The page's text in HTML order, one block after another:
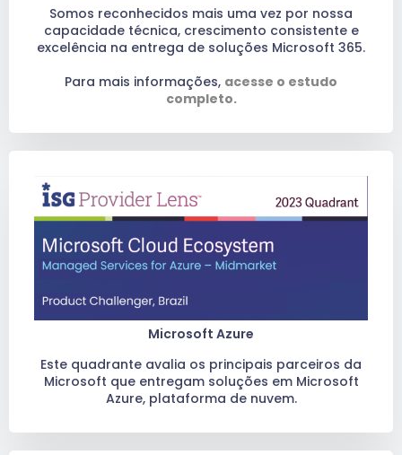
Somos reconhecidos mais uma vez por nossa
capacidade técnica, crescimento consistente e
excelência na entrega de soluções Microsoft 365.
Para mais informações, acesse o estudo
completo.
Microsoft Azure
Este quadrante avalia os principais parceiros da
Microsoft que entregam soluções em Microsoft
Azure, plataforma de nuvem.